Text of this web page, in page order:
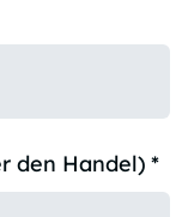
den Handel) *